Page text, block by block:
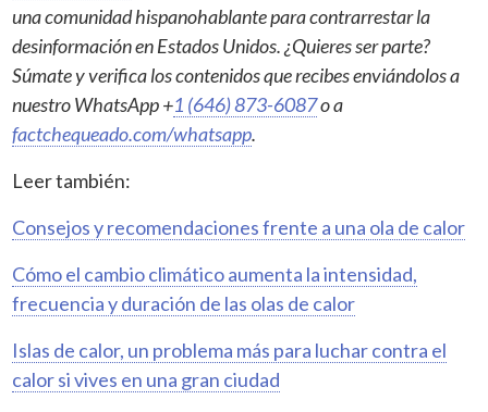
una comunidad hispanohablante para contrarrestar la
desinformación en Estados Unidos. ¿Quieres ser parte?
Súmate y verifica los contenidos que recibes enviándolos a
nuestro WhatsApp +1 (646) 873-6087o a
factchequeado.com/whatsapp.
Leer también:
Consejos y recomendaciones frente a una ola de calor
Cómo el cambio climático aumenta la intensidad,
frecuencia y duración de las olas de calor
Islas de calor, un problema más para luchar contra el
calor si vives en una gran ciudad